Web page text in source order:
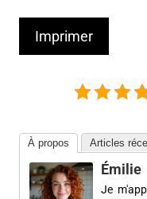
Imprimer
À propos Articles
Émilie
Je